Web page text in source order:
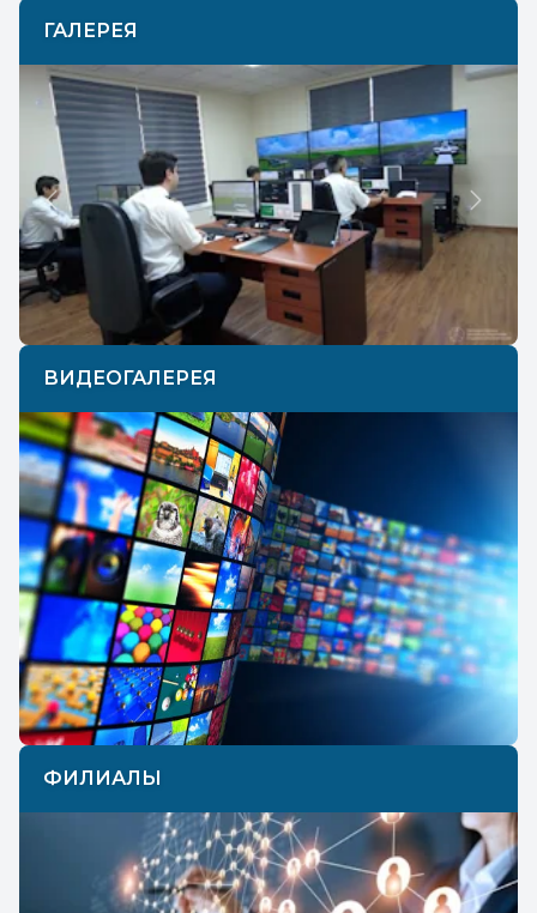
ГАЛЕРЕЯ
Previous
ВИДЕОГАЛЕРЕЯ
ФИЛИАЛЫ